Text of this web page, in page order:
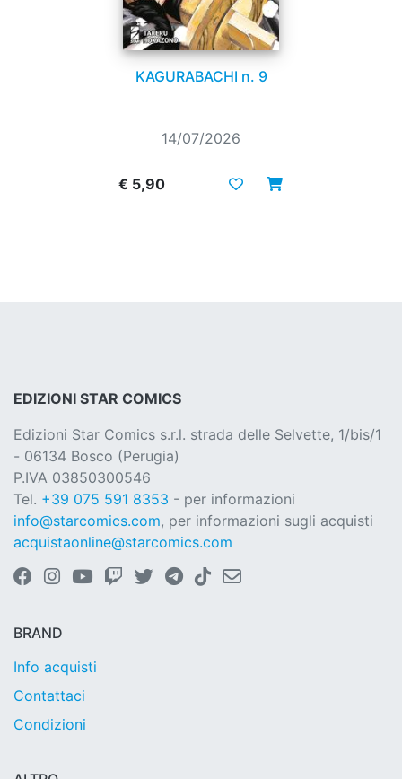
KAGURABACHI n. 9
14/07/2026
€ 5,90
EDIZIONI STAR COMICS
Edizioni Star Comics s.r.l. strada delle Selvette, 1/bis/1
- 06134 Bosco (Perugia)
P.IVA 03850300546
Tel. +39 075 591 8353 - per informazioni
info@starcomics.com, per informazioni sugli acquisti
acquistaonline@starcomics.com
BRAND
Info acquisti
Contattaci
Condizioni